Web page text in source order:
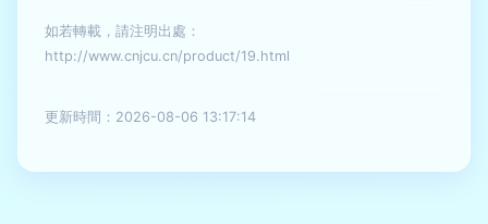
如若轉載，請注明出處：
http://www.cnjcu.cn/product/19.html
更新時間：2026-08-06 13:17:14